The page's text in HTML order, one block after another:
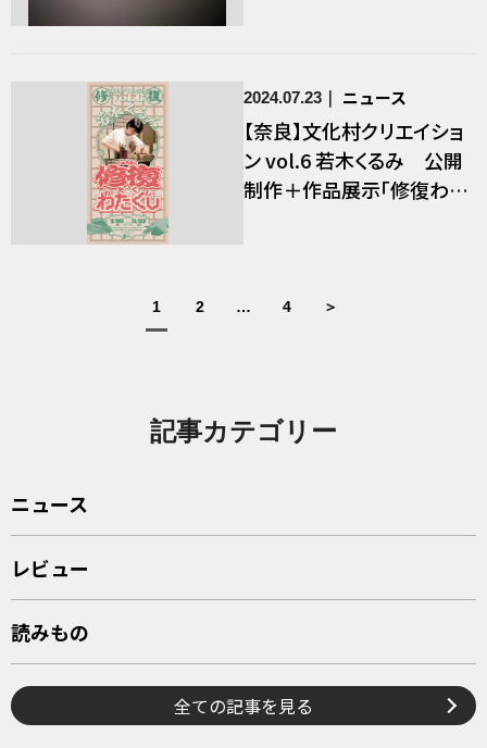
2024.07.23 ニュース
【奈良】文化村クリエイショ
ン vol.6 若木くるみ 公開
制作＋作品展示「修復わた
1 2 … 4 ＞
記事カテゴリー
ニュース
レビュー
読みもの
全ての記事を見る